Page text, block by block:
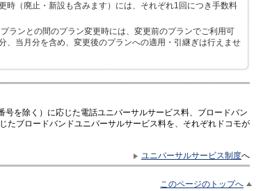
時（廃止・新設も含みます）には、それぞれ1回につき手数料
ランとの間のプラン変更時には、変更前のプランでご利用可
、当月分を含め、変更後のプランへの適用・引継ぎは行えませ
を除く）に応じた電話ユニバーサルサービス料、ブロードバン
たブロードバンドユニバーサルサービス料を、それぞれドコモが
ユニバーサルサービス制度へ
このページのトップへ